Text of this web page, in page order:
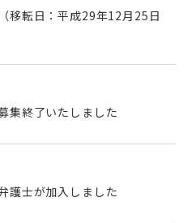
移転日：平成29年12月25日
集終了いたしました
護士が加入しました